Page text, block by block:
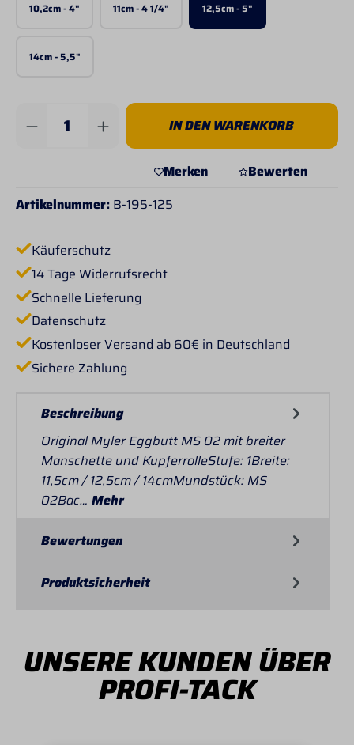
10,2cm - 4" 11cm - 4 1/4" 12,5cm - 5"
14cm - 5,5"
Produkt Anzahl: Gib den gewünschten
IN DEN WARENKORB
Merken
Bewerten
Artikelnummer: B-195-125
Käuferschutz
14 Tage Widerrufsrecht
Schnelle Lieferung
Datenschutz
Kostenloser Versand ab 60€ in Deutschland
Sichere Zahlung
Beschreibung
Original Myler Eggbutt MS 02 mit breiter
Manschette und KupferrolleStufe: 1Breite:
11,5cm / 12,5cm / 14cmMundstück: MS
02Bac… Mehr
Bewertungen
Produktsicherheit
UNSERE KUNDEN ÜBER
PROFI-TACK